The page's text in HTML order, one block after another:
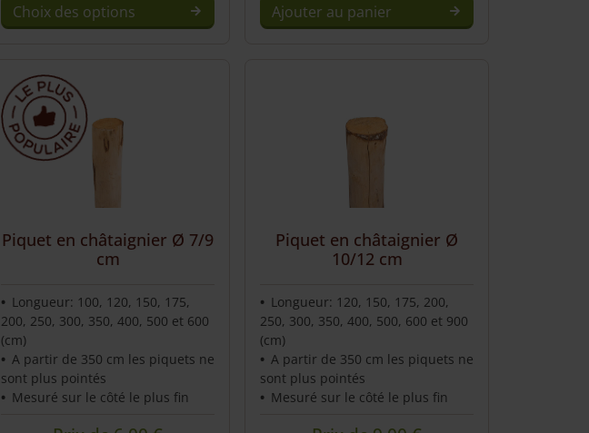
Choix des options
has
multiple
variants.
The
chosen
product
page
Ajouter au panier
Piquet en châtaignier Ø 7/9
cm
Longueur: 100, 120, 150, 175,
200, 250, 300, 350, 400, 500 et 600
(cm)
A partir de 350 cm les piquets ne
sont plus pointés
Mesuré sur le côté le plus fin
Piquet en châtaignier Ø
10/12 cm
Longueur: 120, 150, 175, 200,
250, 300, 350, 400, 500, 600 et 900
(cm)
A partir de 350 cm les piquets ne
sont plus pointés
Mesuré sur le côté le plus fin